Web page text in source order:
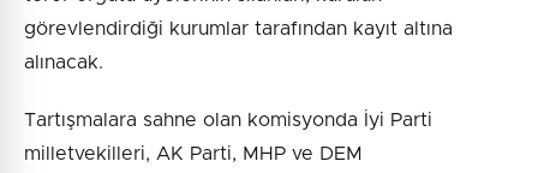
görevlendirdiği kurumlar tarafından kayıt altına
alınacak.
Tartışmalara sahne olan komisyonda İyi Parti
milletvekilleri, AK Parti, MHP ve DEM